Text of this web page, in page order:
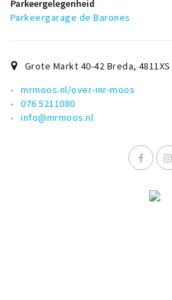
Parkeergelegenheid
Parkeergarage de Barones
Grote Markt 40-42 Breda, 4811XS
mrmoos.nl/over-mr-moos
076 5211080
info@mrmoos.nl